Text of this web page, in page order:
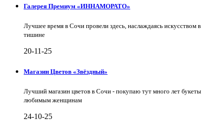
Галерея Премиум «ИННАМОРАТО»
Лучшее время в Сочи провели здесь, наслаждаясь искусством в
тишине
20-11-25
Магазин Цветов «Звёздный»
Лучший магазин цветов в Сочи - покупаю тут много лет букеты
любимым женщинам
24-10-25